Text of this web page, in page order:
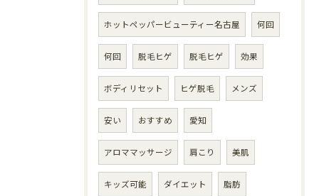
ホットペッパービューティー名古屋 何回
何回 脱毛ヒゲ 脱毛ヒゲ 効果
ボディリセット ヒゲ脱毛 メンズ
安い おすすめ 愛知
アロママッサージ 肩こり 美肌
キッズ可能 ダイエット 脂肪